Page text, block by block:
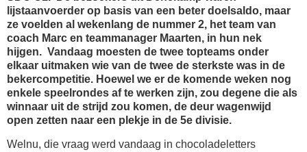
lijstaanvoerder op basis van een beter doelsaldo, maar
ze voelden al wekenlang de nummer 2, het team van
coach Marc en teammanager Maarten, in hun nek
hijgen. Vandaag moesten de twee topteams onder
elkaar uitmaken wie van de twee de sterkste was in de
bekercompetitie. Hoewel we er de komende weken nog
enkele speelrondes af te werken zijn, zou degene die als
winnaar uit de strijd zou komen, de deur wagenwijd
open zetten naar een plekje in de 5e divisie.
Welnu, die vraag werd vandaag in chocoladeletters